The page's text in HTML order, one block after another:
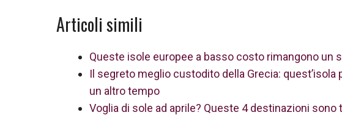
Articoli simili
Queste isole europee a basso costo rimangono un
Il segreto meglio custodito della Grecia:
un altro tempo
Voglia di sole ad aprile? Queste 4 destinazioni